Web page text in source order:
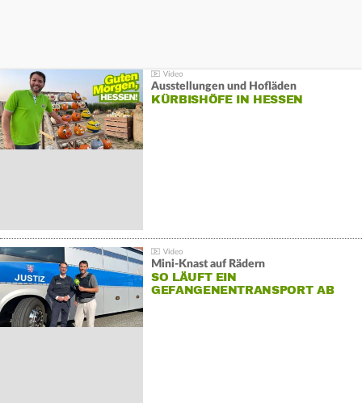
Ausstellungen und Hofläden
KÜRBISHÖFE IN HESSEN
Mini-Knast auf Rädern
SO LÄUFT EIN
GEFANGENENTRANSPORT AB